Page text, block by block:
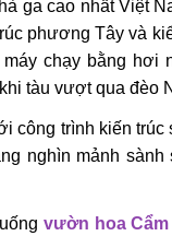
ga cao nhất Việt
phương Tây và
máy chạy bằng
tàu vượt qua đèo
công trình kiến
nghìn mảnh
vườn hoa Cẩm